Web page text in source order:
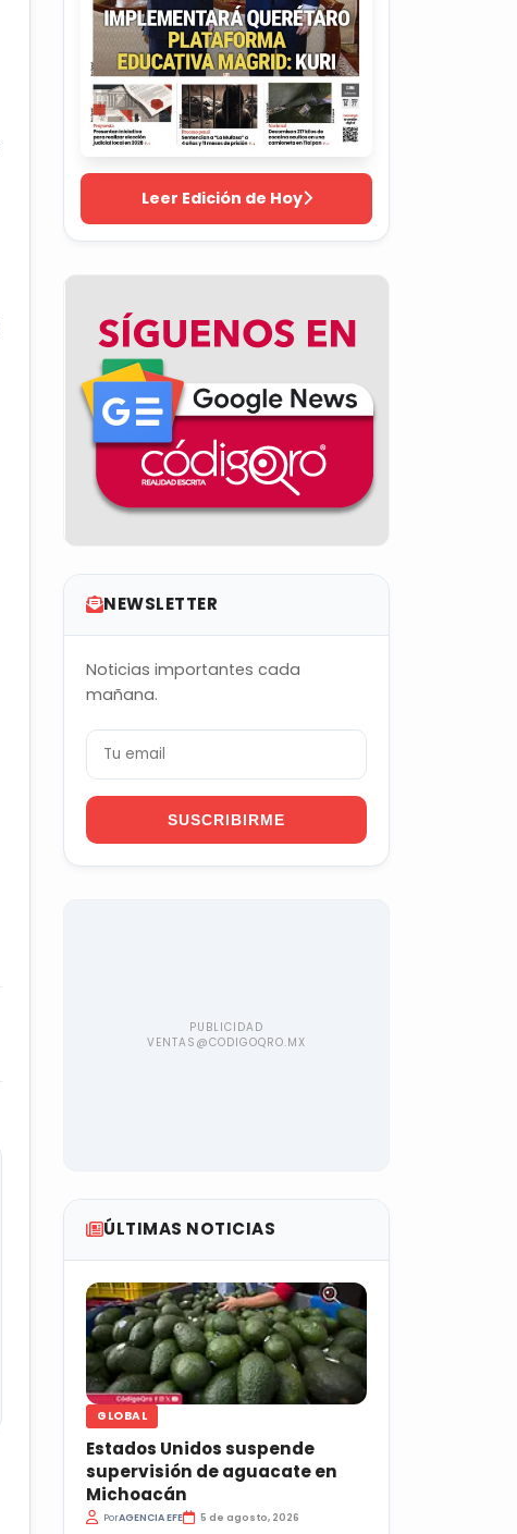
Leer Edición de Hoy
NEWSLETTER
Noticias importantes cada
mañana.
SUSCRIBIRME
ÚLTIMAS NOTICIAS
GLOBAL
Estados Unidos suspende
supervisión de aguacate en
Michoacán
PorAGENCIA EFE 5 de agosto, 2026